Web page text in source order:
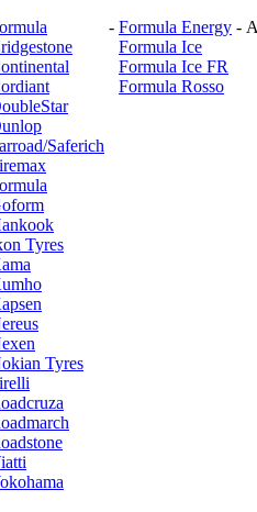
Saferich
Tyres
Tyres
- Formula Energy
Formula Ice
Formula Ice FR
Formula Rosso
-